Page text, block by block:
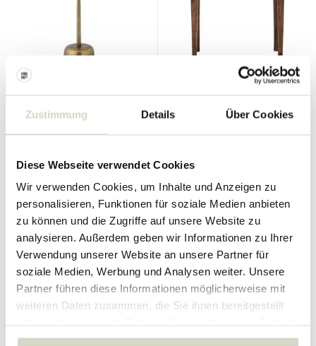
Zustimmung Details Über Cookies
Diese Webseite verwendet Cookies
Wir verwenden Cookies, um Inhalte und Anzeigen zu
personalisieren, Funktionen für soziale Medien anbieten
zu können und die Zugriffe auf unsere Website zu
analysieren. Außerdem geben wir Informationen zu Ihrer
Verwendung unserer Website an unsere Partner für
soziale Medien, Werbung und Analysen weiter. Unsere
Partner führen diese Informationen möglicherweise mit
weiteren Daten zusammen, die Sie ihnen bereitgestellt
gesammelt haben.
• Auf Lager • Auf Lager
SALE 10% SALE 25%